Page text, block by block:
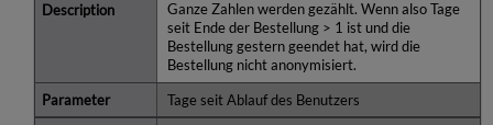
Ganze Zahlen werden gezählt. Wenn also Tage
seit Ende der Bestellung > 1 ist und die
Bestellung gestern geendet hat, wird die
Bestellung nicht anonymisiert.
Tage seit Ablauf des Benutzers